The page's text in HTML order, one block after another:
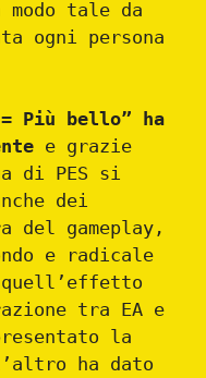
tale da
ogni persona
Più bello” ha
e grazie
di PES si
dei
gameplay,
e radicale
tra EA e
la
ha dato